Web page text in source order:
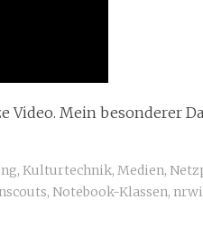
Video. Mein besonderer
, Kulturtechnik, Medien,
, Notebook-Klassen,